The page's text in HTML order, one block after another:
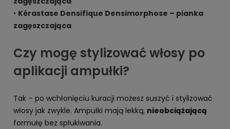
• Kérastase Densifique Densimorphose – pianka
zagęszczająca
Czy mogę stylizować włosy po
aplikacji ampułki?
Tak – po wchłonięciu kuracji możesz suszyć i stylizować
włosy jak zwykle. Ampułki mają lekką, nieobciążającą
formułę bez spłukiwania.